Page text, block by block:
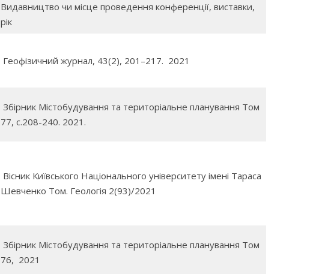
Видавництво чи місце проведення конференції, виставки,
рік
Геофізичний журнал, 43(2), 201–217. 2021
Збірник Містобудування та територіальне планування Том
77, c.208-240. 2021.
Вісник Київського Національного університету імені Тараса
Шевченко Том. Геологія 2(93)/2021
Збірник Містобудування та територіальне планування Том
76, 2021